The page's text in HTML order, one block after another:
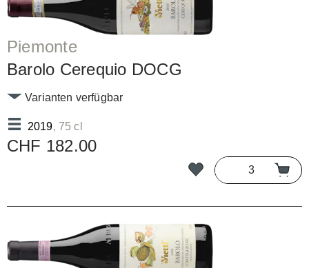
Piemonte
Barolo Cerequio DOCG
2019, 75 cl
Varianten verfügbar
CHF 182.00